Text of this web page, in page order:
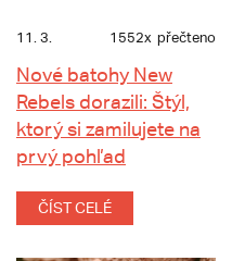
11. 3. 1552x přečteno
Nové batohy New
Rebels dorazili: Štýl,
ktorý si zamilujete na
prvý pohľad
ČÍST CELÉ